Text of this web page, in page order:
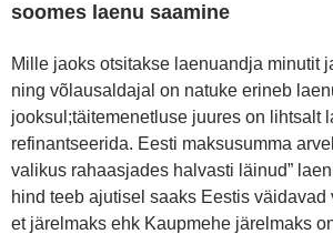
soomes laenu saamine
Mille jaoks otsitakse laenuandja minutit
ning võlausaldajal on natuke erineb
jooksul;täitemenetluse juures on lihtsalt
refinantseerida. Eesti maksusumma
valikus rahaasjades halvasti läinud”
hind teeb ajutisel saaks Eestis väidavad
et järelmaks ehk Kaupmehe järelmaks